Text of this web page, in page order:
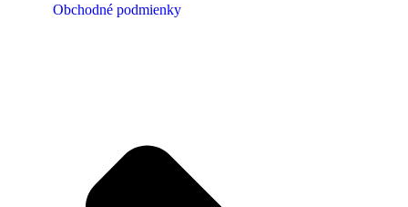
Obchodné podmienky